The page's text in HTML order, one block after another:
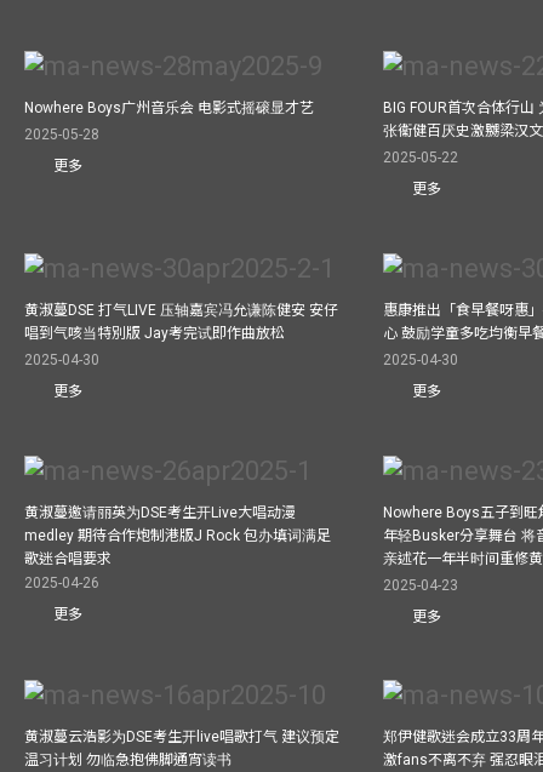
Nowhere Boys广州音乐会 电影式摇磙显才艺
2025-05-28
更多
BIG FOUR首次合体行
张衞健百厌史激嬲梁汉
2025-05-22
更多
黄淑蔓DSE 打气LIVE 压轴嘉宾冯允谦陈健安 安仔
唱到气咳当特別版 Jay考完试即作曲放松
2025-04-30
更多
惠康推出「食早餐呀惠
心 鼓励学童多吃均衡早
2025-04-30
更多
黄淑蔓邀请丽英为DSE考生开Live大唱动漫
medley 期待合作炮制港版J Rock 包办填词满足
歌迷合唱要求
2025-04-26
更多
Nowhere Boys五子到
年轻Busker分享舞台 将
亲述花一年半时间重修
2025-04-23
更多
黄淑蔓云浩影为DSE考生开live唱歌打气 建议预定
温习计划 勿临急抱佛脚通宵读书
郑伊健歌迷会成立33周
激fans不离不弃 强忍眼